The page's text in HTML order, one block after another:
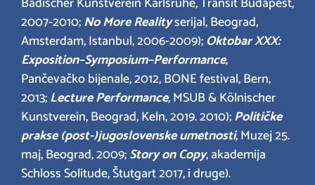
2007-2010;No More Realityserijal, Beograd,
Amsterdam, Istanbul, 2006-2009); Oktobar XXX:
Exposition–Symposium–Performance,
Pančevačko bijenale, 2012, BONE festival, Bern,
2013;Lecture Performance, MSUB & Kölnischer
Kunstverein, Beograd, Keln, 2019. 2010);Političke
prakse (post-)jugoslovenske umetnosti, Muzej 25.
maj, Beograd, 2009;Story on Copy, akademija
Schloss Solitude, Štutgart 2017, i druge).